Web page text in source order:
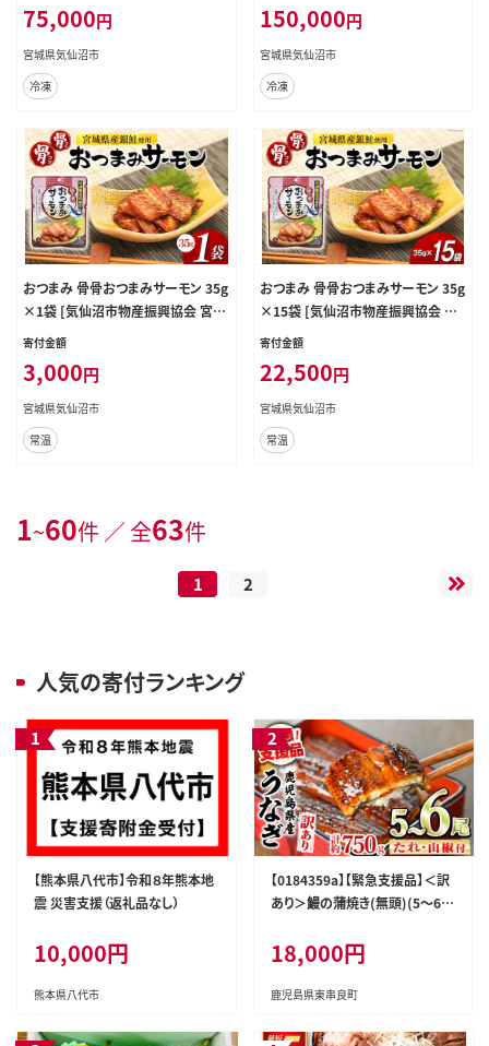
鮭切身 シャケ 切り身 冷凍 家庭用 訳
アリ おかず 弁当 支援 事業者支援
75,000円
宮城県気仙沼市
冷凍
鮭切身 シャケ 切り身 冷凍 家庭用 訳
アリ おかず 弁当 支援 事業者支援
150,000円
宮城県気仙沼市
冷凍
おつまみ 骨骨おつまみサーモン 35g
×1袋 [気仙沼市物産振興協会 宮城
県 気仙沼市 20565977] おやつ つま
鮭 シャケ 珍味
寄付金額
3,000円
宮城県気仙沼市
常温
おつまみ 骨骨おつまみサーモン 35g
×15袋 [気仙沼市物産振興協会 宮
城県 気仙沼市 20565344] おやつ
ケ 鮭 シャケ 珍味
寄付金額
22,500円
宮城県気仙沼市
常温
1~60件 ／ 全63件
1 2
人気の寄付ランキング
【熊本県八代市】令和８年熊本地
震 災害支援（返礼品なし）
10,000円
熊本県八代市
【0184359a】【緊急支援品】＜訳
あり＞鰻の蒲焼き(無頭)(5～6
なぎ ウナギ 鰻 国産 蒲焼 蒲焼き
たれ 鹿児島 ふるさと 人気 支援
【アクアおおすみ】
18,000円
鹿児島県東串良町